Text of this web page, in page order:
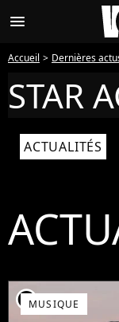
menu
Accueil Dernières
STAR
ACTUALITÉS
player2MUSIQUE